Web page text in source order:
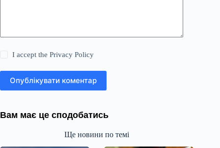
I accept thePrivacy Policy
Опублікувати коментар
Вам має це сподобатись
Ще новини по темі